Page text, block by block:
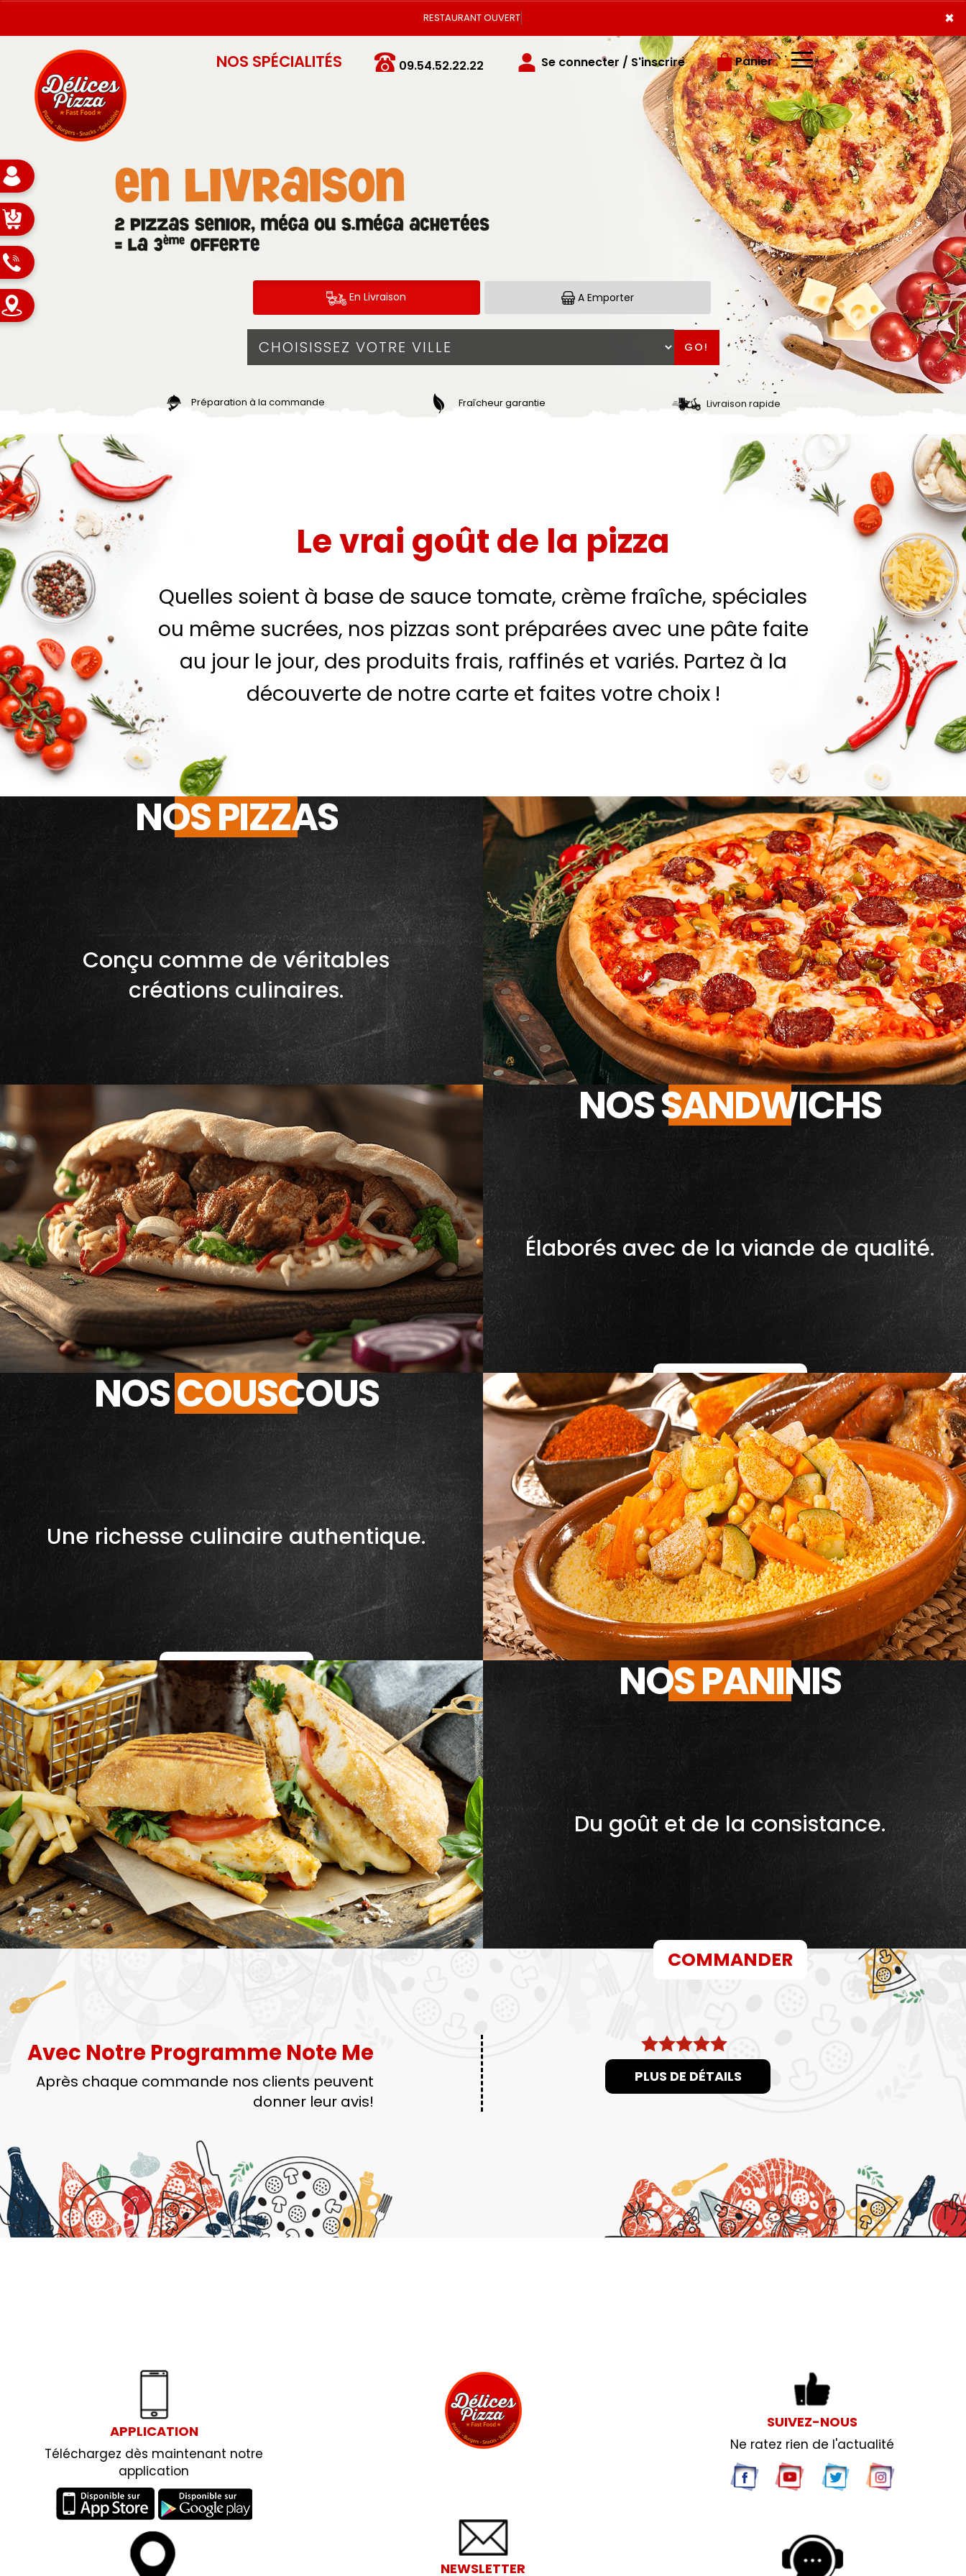
×
Vous pouvez
NOS SPÉCIALITÉS 09.54.52.22.22 Se connecter / S'inscrire Panier
×
En Livraison A Emporter
GO!
Préparation à la commande Fraîcheur garantie Livraison rapide
Le vrai goût de la pizza
Quelles soient à base de sauce tomate, crème fraîche, spéciales
ou même sucrées, nos pizzas sont préparées avec une pâte faite
au jour le jour, des produits frais, raffinés et variés. Partez à la
découverte de notre carte et faites votre choix !
NOS PIZZAS
Conçu comme de véritables
créations culinaires.
COMMANDER NOS SANDWICHS
Élaborés avec de la viande de qualité.
COMMANDER
NOS COUSCOUS
Une richesse culinaire authentique.
COMMANDER NOS PANINIS
Du goût et de la consistance.
COMMANDER
Avec Notre Programme Note Me
Après chaque commande nos clients peuvent
donner leur avis!
PLUS DE DÉTAILS
APPLICATION
Téléchargez dès maintenant notre
application
SUIVEZ-NOUS
Ne ratez rien de l'actualité
NEWSLETTER